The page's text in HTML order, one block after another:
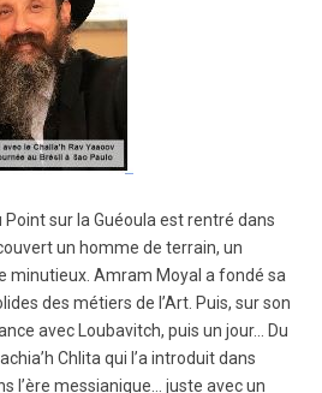
Point sur la Guéoula est rentré dans
un homme de terrain, un
minutieux. Amram Moyal a fondé sa
des métiers de l’Art. Puis, sur son
avec Loubavitch, puis un jour… Du
Chlita qui l’a introduit dans
l’ère messianique… juste avec un